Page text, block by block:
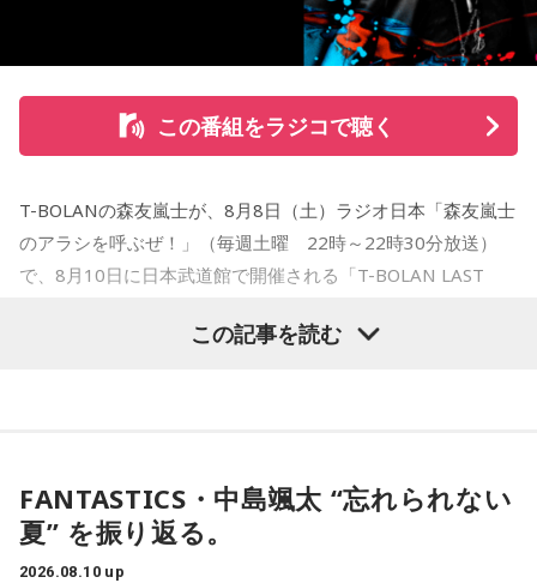
この番組をラジコで聴く
T-BOLANの森友嵐士が、8月8日（土）ラジオ日本「森友嵐士
のアラシを呼ぶぜ！」（毎週土曜 22時～22時30分放送）
で、8月10日に日本武道館で開催される「T-BOLAN LAST
て、みんなの顔を見たら、どんな気持ちになるんだろうね。
そこでなんかドンと特別な感情が生まれるんじゃないのか
な」
この記事を読む
FANTASTICS・中島颯太 “忘れられない
夏” を振り返る。
2026.08.10 up